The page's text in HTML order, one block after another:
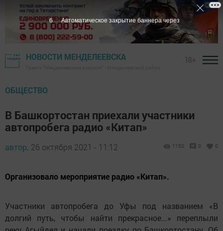
НОВОСТИ МЕНДЕЛЕЕВСКА
ОБЩЕСТВО
В Башкортостан приехали участники
автопробега радио «Китап»
автор, 26 октября 2021 - 11:12 1150 0 0
Организовало мероприятие радио «Китап».
Участники автопробега до Уфы под названием «В
долгий путь, чтобы найти прекрасное...» переплыли
6 Автоматическое закрытие баннера через